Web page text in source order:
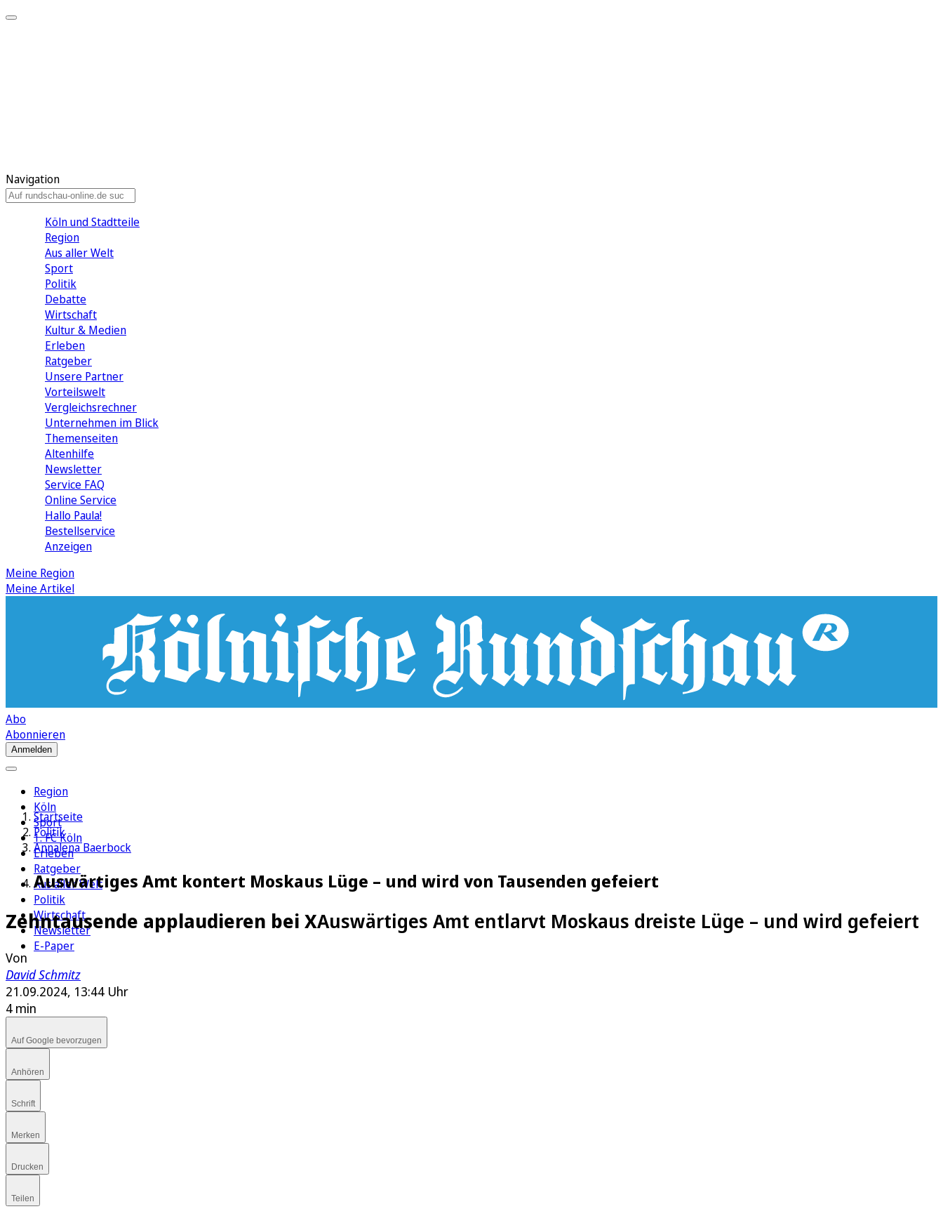
Navigation
Köln und Stadtteile
Region
Aus aller Welt
Sport
Politik
Debatte
Wirtschaft
Kultur & Medien
Erleben
Ratgeber
Unsere Partner
Vorteilswelt
Vergleichsrechner
Unternehmen im Blick
Themenseiten
Altenhilfe
Newsletter
Service FAQ
Online Service
Hallo Paula!
Bestellservice
Anzeigen
Meine Region
Meine Artikel
Abo
Abonnieren
Anmelden
Region
Köln
Sport
1. FC Köln
Erleben
Ratgeber
Aus aller Welt
Politik
Wirtschaft
Newsletter
E-Paper
Startseite
Politik
Annalena Baerbock
Auswärtiges Amt kontert Moskaus Lüge – und wird von Tausenden gefeiert
Zehntausende applaudieren bei XAuswärtiges Amt entlarvt Moskaus dreiste Lüge – und wird gefeiert
Von
David Schmitz
21.09.2024, 13:44 Uhr
4 min
Auf Google bevorzugen
Anhören
Schrift
Merken
Drucken
Teilen